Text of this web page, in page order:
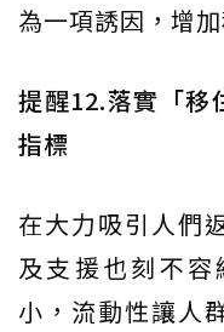
為一項誘因，增
提醒12.落實「移
指標
在大力吸引人們
及支援也刻不
小，流動性讓人